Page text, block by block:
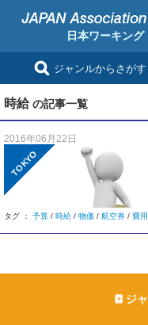
日本ワーキン
ジャンルからさがす
時給の記事一覧
2016年06月22日
TOKYO
タグ ： 予算 / 時給 / 物価 / 航空券 / 費用
ジャ